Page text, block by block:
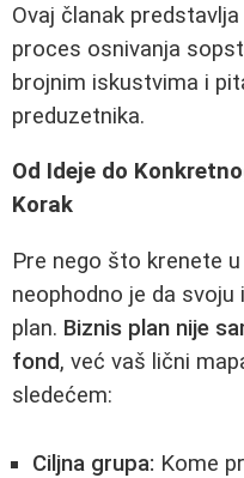
Ovaj članak
proces osnivanja
brojnim iskustvima i
preduzetnika.
Od Ideje do
Korak
Pre nego što krenete
neophodno je da
plan. Biznis plan nije
fond, već vaš lični
sledećem:
Ciljna grupa: Kome